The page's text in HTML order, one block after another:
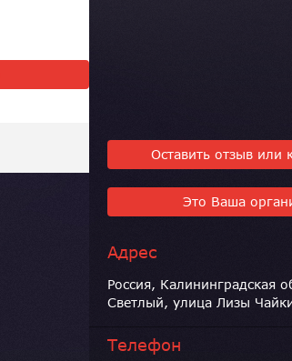
Оставить отзыв или
Это Ваша
Адрес
Россия, Калининградская
Светлый, улица Лизы
Телефон